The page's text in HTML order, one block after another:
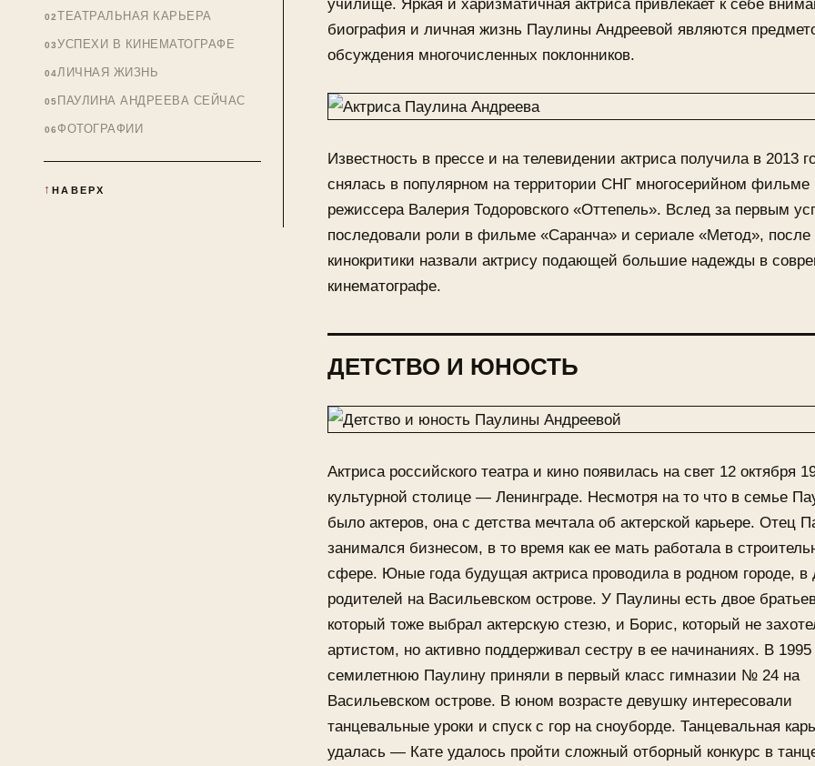
ТЕАТРАЛЬНАЯ КАРЬЕРА
УСПЕХИ В КИНЕМАТОГРАФЕ
ЛИЧНАЯ ЖИЗНЬ
ПАУЛИНА АНДРЕЕВА СЕЙЧАС
ФОТОГРАФИИ
НАВЕРХ
училище. Яркая и харизматичная актриса привлекает к себе
биография и личная жизнь Паулины Андреевой являются
обсуждения многочисленных поклонников.
Известность в прессе и на телевидении актриса получила в 2013
снялась в популярном на территории СНГ многосерийном фильме
режиссера Валерия Тодоровского «Оттепель». Вслед за первым
последовали роли в фильме «Саранча» и сериале «Метод», после
кинокритики назвали актрису подающей большие надежды в
кинематографе.
ДЕТСТВО И ЮНОСТЬ
Актриса российского театра и кино появилась на свет 12 октября
культурной столице — Ленинграде. Несмотря на то что в семье
было актеров, она с детства мечтала об актерской карьере. Отец
занимался бизнесом, в то время как ее мать работала в
сфере. Юные года будущая актриса проводила в родном городе, в
родителей на Васильевском острове. У Паулины есть двое
который тоже выбрал актерскую стезю, и Борис, который не
артистом, но активно поддерживал сестру в ее начинаниях. В 1995
семилетнюю Паулину приняли в первый класс гимназии № 24 на
Васильевском острове. В юном возрасте девушку интересовали
танцевальные уроки и спуск с гор на сноуборде. Танцевальная
удалась — Кате удалось пройти сложный отборный конкурс в